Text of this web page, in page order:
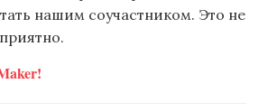
нашим соучастником. Это не